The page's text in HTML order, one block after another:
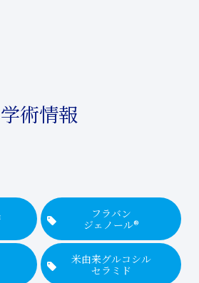
学術情報
フラバン
ジェノール®
米由来グルコシル
セラミド